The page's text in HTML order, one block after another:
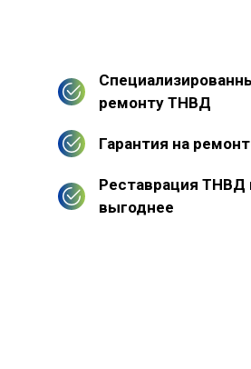
ремонту ТНВД
Гарантия на
Реставрация ТНВД
выгоднее